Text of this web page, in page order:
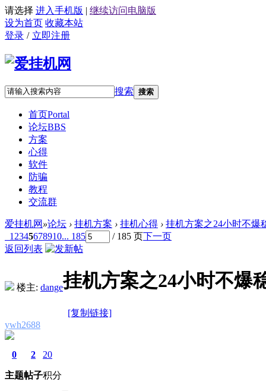
请选择 进入手机版 | 继续访问电脑版
设为首页 收藏本站
登录 / 立即注册
搜索 搜索
首页Portal
论坛BBS
方案
心得
软件
防骗
教程
交流群
爱挂机网 »论坛 › 挂机方案 › 挂机心得 › 挂机方案之24小时不爆
1 2345678910... 185 / 185 页下一页
返回列表
楼主: dange挂机方案之24小时不爆
[复制链接]
ywh2688
0
主题
2
帖子
20
积分